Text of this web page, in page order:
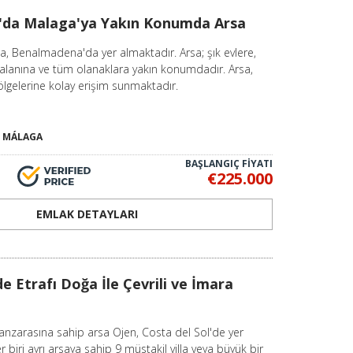
odaklı yatırımlara kadar birçok farklı
tarım arazisine, golf sahası cepheli
için idealdir. Bölgede, Marbella lüks
aile evleriyle dikkat çeker.
yatırımcılar, özellikle Casares gibi iç
bulabilirler.
arsalar büyük talep görmektedir. Bu arsalar,
dikkat çeker.
kadar geniş bir yelpaze sunanCosta del
kitleye hitap eder. Villalara göre daha
daireleriyle öne çıkarken, Marbella lüks
Malaga'ya Yakın Konumda Arsa
Benalmadena'da yer almaktadır. Arsa; şık evlere,
ve tüm olanaklara yakın konumdadır. Arsa,
kolay erişim sunmaktadır.
MÁLAGA
BAŞLANGIÇ FİYATI
€225.000
EMLAK DETAYLARI
Etrafı Doğa İle Çevrili ve İmara
sahip arsa Ojen, Costa del Sol'de yer
biri ayrı arsaya sahip 9 müstakil villa veya büyük bir